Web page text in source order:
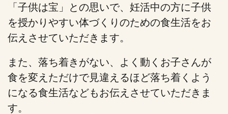
「子供は宝」との思いで、妊活中の方に子供
を授かりやすい体づくりのための食生活をお
伝えさせていただきます。
また、落ち着きがない、よく動くお子さんが
食を変えただけで見違えるほど落ち着くよう
になる食生活などもお伝えさせていただきま
す。